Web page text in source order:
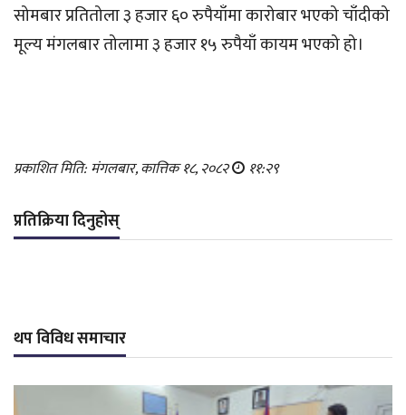
सोमबार प्रतितोला ३ हजार ६० रुपैयाँमा कारोबार भएको चाँदीको
मूल्य मंगलबार तोलामा ३ हजार १५ रुपैयाँ कायम भएको हो।
प्रकाशित मिति: मंगलबार, कात्तिक १८, २०८२ ११:२९
प्रतिक्रिया दिनुहोस्
थप विविध समाचार